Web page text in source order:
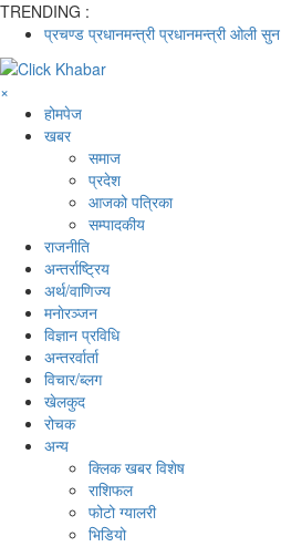
TRENDING :
प्रचण्ड प्रधानमन्त्री प्रधानमन्त्री ओली सुन
×
होमपेज
खबर
समाज
प्रदेश
आजको पत्रिका
सम्पादकीय
राजनीति
अन्तर्राष्ट्रिय
अर्थ/वाणिज्य
मनाेरञ्जन
विज्ञान प्रविधि
अन्तरर्वार्ता
विचार/ब्लग
खेलकुद
रोचक
अन्य
क्लिक खबर विशेष
राशिफल
फोटो ग्यालरी
भिडियो